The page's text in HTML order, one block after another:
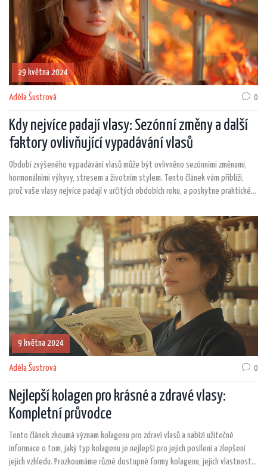
29 května 2024
Adéla Šustrová 0
Kdy nejvíce padají vlasy: Sezónní změny a další
faktory ovlivňující vypadávání vlasů
Období zvýšeného vypadávání vlasů může být ovlivněno sezónními změnami,
hormonálními výkyvy, stresem a životním stylem. Tento článek vám přiblíží,
proč vaše vlasy nejvíce padají v určitých obdobích roku, a poskytne praktické
9 května 2024
Adéla Šustrová 0
Nejlepší kolagen pro krásné a zdravé vlasy:
Kompletní průvodce
Tento článek zkoumá význam kolagenu pro zdraví vlasů a nabízí užitečné
informace o tom, jaký typ kolagenu je nejlepší pro jejich posílení a zlepšení
jejich vzhledu. Prozkoumáme různé dostupné formy kolagenu, jejich vlastnosti